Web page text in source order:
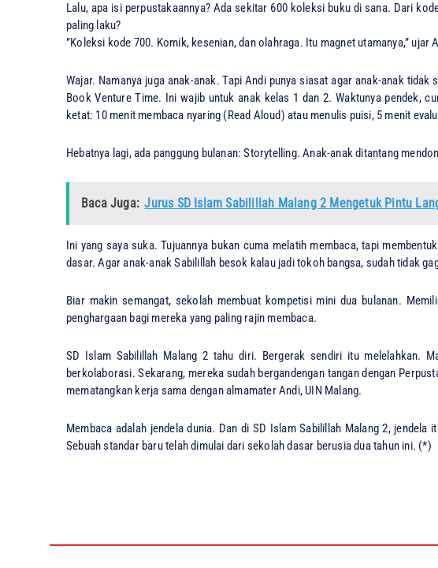
​Lalu, apa isi perpustakaannya? Ada sekitar 600 koleksi buku di sana. Dari
paling laku?
​”Koleksi kode 700. Komik, kesenian, dan olahraga. Itu magnet utamanya,” ujar
​Wajar. Namanya juga anak-anak. Tapi Andi punya siasat agar anak-anak
Book Venture Time. Ini wajib untuk anak kelas 1 dan 2. Waktunya pendek,
ketat: 10 menit membaca nyaring (Read Aloud) atau menulis puisi, 5 menit
​Hebatnya lagi, ada panggung bulanan: Storytelling. Anak-anak ditantang
Baca Juga: Jurus SD Islam Sabilillah Malang 2 Mengetuk Pintu
​Ini yang saya suka. Tujuannya bukan cuma melatih membaca, tapi
dasar. Agar anak-anak Sabilillah besok kalau jadi tokoh bangsa, sudah tidak
​Biar makin semangat, sekolah membuat kompetisi mini dua bulanan.
penghargaan bagi mereka yang paling rajin membaca.
​SD Islam Sabilillah Malang 2 tahu diri. Bergerak sendiri itu melelahkan.
berkolaborasi. Sekarang, mereka sudah bergandengan tangan dengan
mematangkan kerja sama dengan almamater Andi, UIN Malang.
​Membaca adalah jendela dunia. Dan di SD Islam Sabilillah Malang 2, jendela
Sebuah standar baru telah dimulai dari sekolah dasar berusia dua tahun ini. (*)